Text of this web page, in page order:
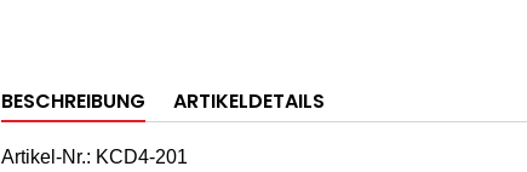
BESCHREIBUNG ARTIKELDETAILS
Artikel-Nr.: KCD4-201